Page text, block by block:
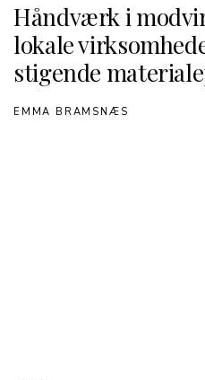
Håndværk i
lokale
stigende
EMMA BRAMSNÆS